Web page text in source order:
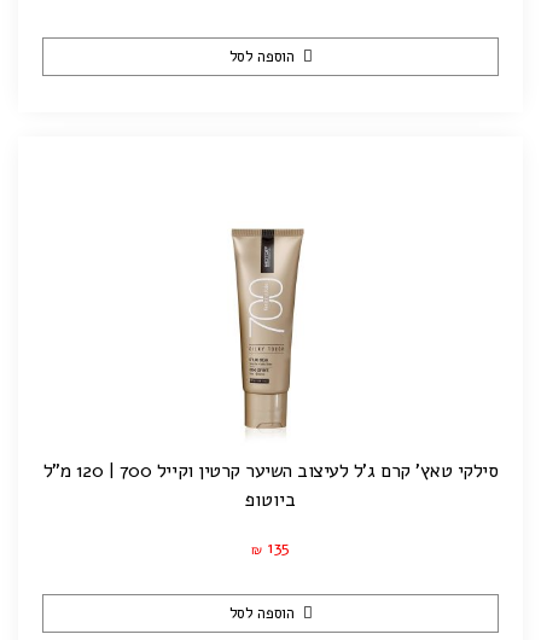
הוספה לסל
סילקי טאץ' קרם ג'ל לעיצוב השיער קרטין וקייל 700 | 120 מ"ל
ביוטופ
₪ 135
הוספה לסל